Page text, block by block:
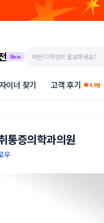
New
이너 찾기 고객 후기 4.9점
통증의학과의원
우